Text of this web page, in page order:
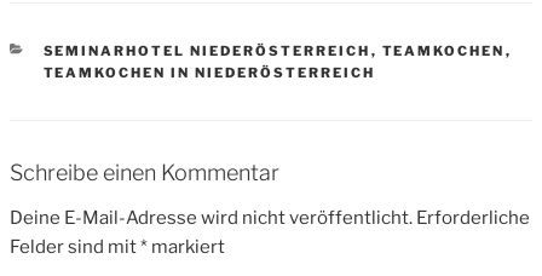
CATEGORIES
SEMINARHOTEL NIEDERÖSTERREICH , TEAMKOCHEN ,
TEAMKOCHEN IN NIEDERÖSTERREICH
Schreibe einen Kommentar
Deine E-Mail-Adresse wird nicht veröffentlicht. Erforderliche
Felder sind mit* markiert